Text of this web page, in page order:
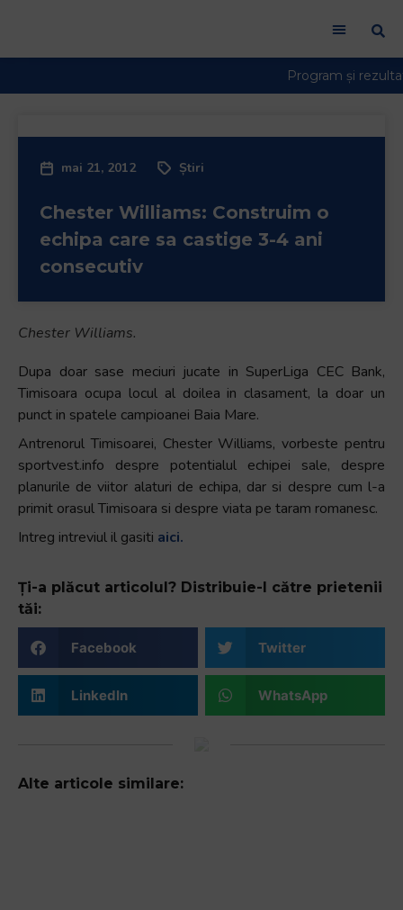
mai 21, 2012 Știri
Chester Williams: Construim o
echipa care sa castige 3-4 ani
consecutiv
Chester Williams.
Dupa doar sase meciuri jucate in SuperLiga CEC Bank,
Timisoara ocupa locul al doilea in clasament, la doar un
punct in spatele campioanei Baia Mare.
Antrenorul Timisoarei, Chester Williams, vorbeste pentru
sportvest.info despre potentialul echipei sale, despre
planurile de viitor alaturi de echipa, dar si despre cum l-a
primit orasul Timisoara si despre viata pe taram romanesc.
Intreg intreviul il gasiti aici.
Ți-a plăcut articolul? Distribuie-l către prietenii
tăi:
Facebook Twitter
LinkedIn WhatsApp
Alte articole similare: